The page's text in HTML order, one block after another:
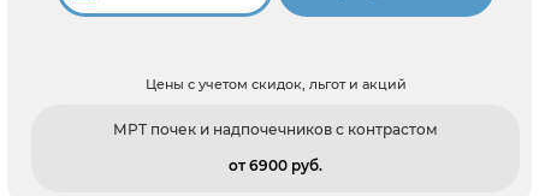
Цены с учетом скидок, льгот и акций
МРТ почек и надпочечников с контрастом
от 6900 pуб.